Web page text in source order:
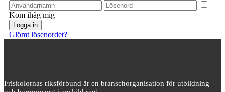
Kom ihåg mig
Glömt lösenordet?
Friskolornas riksförbund är en branschorganisation för utbildning